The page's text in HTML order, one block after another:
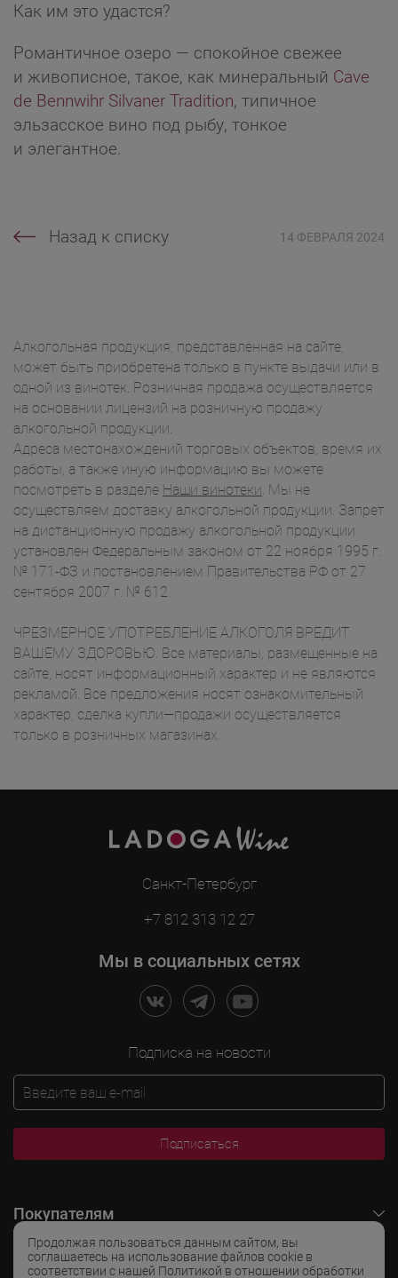
Как им это удастся?
Романтичное озеро — спокойное свежее
и живописное, такое, как минеральный Cave
de Bennwihr Silvaner Tradition, типичное
эльзасское вино под рыбу, тонкое
и элегантное.
Назад к списку 14 ФЕВРАЛЯ 2024
Продолжая пользоваться данным сайтом, вы
соглашаетесь на использование файлов cookie в
соответствии с нашей Политикой в отношении обработки
Алкогольная продукция, представленная на сайте,
может быть приобретена только в пункте выдачи или в
одной из винотек. Розничная продажа осуществляется
на основании лицензий на розничную продажу
алкогольной продукции.
Адреса местонахождений торговых объектов, время их
работы, а также иную информацию вы можете
посмотреть в разделе Наши винотеки. Мы не
осуществляем доставку алкогольной продукции. Запрет
на дистанционную продажу алкогольной продукции
установлен Федеральным законом от 22 ноября 1995 г.
№ 171-ФЗ и постановлением Правительства РФ от 27
сентября 2007 г. № 612.
ЧРЕЗМЕРНОЕ УПОТРЕБЛЕНИЕ АЛКОГОЛЯ ВРЕДИТ
ВАШЕМУ ЗДОРОВЬЮ. Все материалы, размещенные на
сайте, носят информационный характер и не являются
рекламой. Все предложения носят ознакомительный
характер, сделка купли—продажи осуществляется
только в розничных магазинах.
Санкт-Петербург
+7 812 313 12 27
Мы в социальных сетях
Подписка на новости
Подписаться
Покупателям
O LADOGA Wine